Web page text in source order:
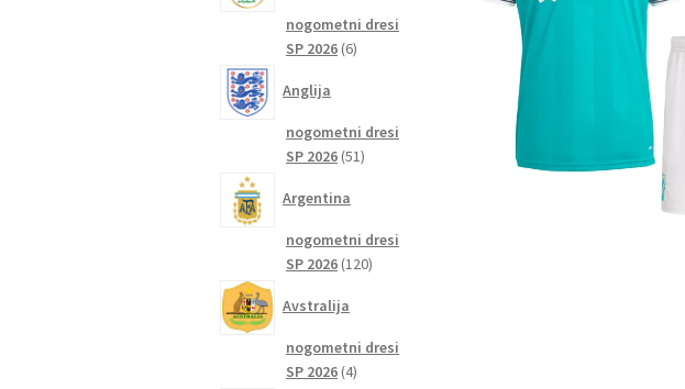
nogometni dresi
SP 2026 66
Anglija
nogometni dresi
SP 2026 5151
Argentina
nogometni dresi
SP 2026 120120
Avstralija
nogometni dresi
SP 2026 44